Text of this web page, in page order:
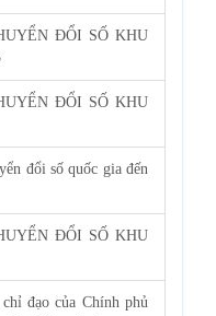
ĐỔI SỐ KHU
ĐỔI SỐ KHU
đổi số quốc gia đến
ĐỔI SỐ KHU
đạo của Chính phủ